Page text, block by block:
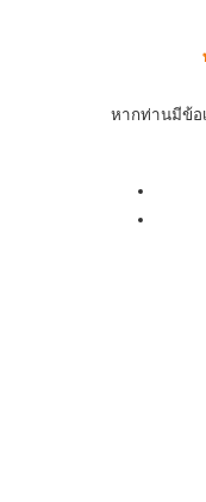
หากท่านมีข้อ